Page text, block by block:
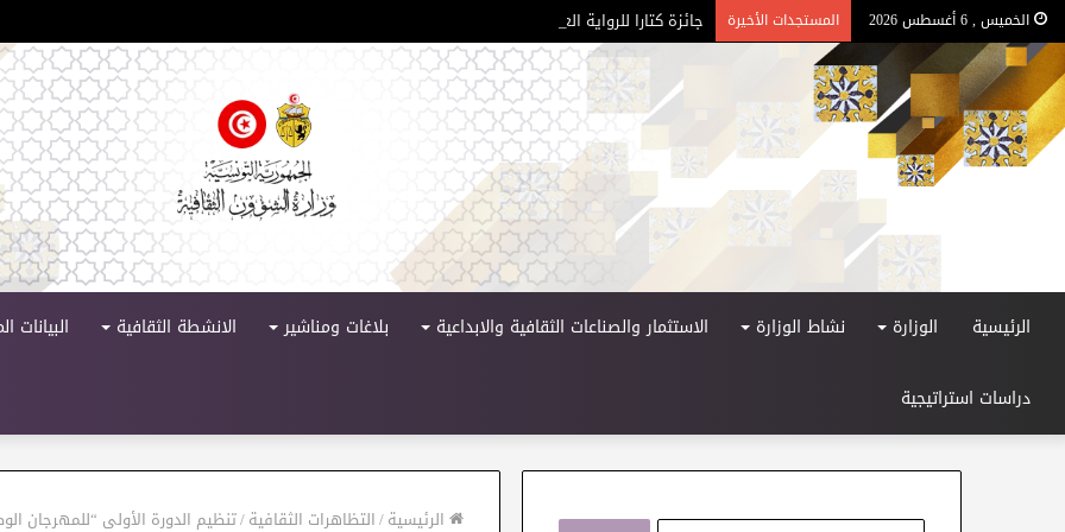
الخميس , 6 أغسطس 2026 المستجدات الأخيرة جائزة كتارا للرواية العربية – الدورة 11
الرئيسية الوزارة نشاط الوزارة الاستثمار والصناعات الثقافية والابداعية بلاغات ومناشير الانشطة الثقافية البيانات
دراسات استراتيجية
الرئيسية/التظاهرات الثقافية/تنظيم الدورة الأولى “للمهرجان